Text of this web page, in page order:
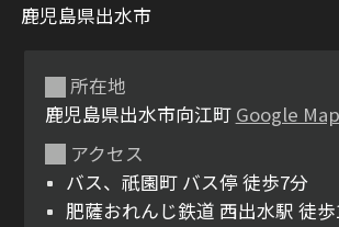
シャーメゾンとは
ン
鹿児島県出水市
所在地
鹿児島県出水市向江町 Google
アクセス
バス、祇園町 バス停 徒歩7分
肥薩おれんじ鉄道 西出水駅 徒